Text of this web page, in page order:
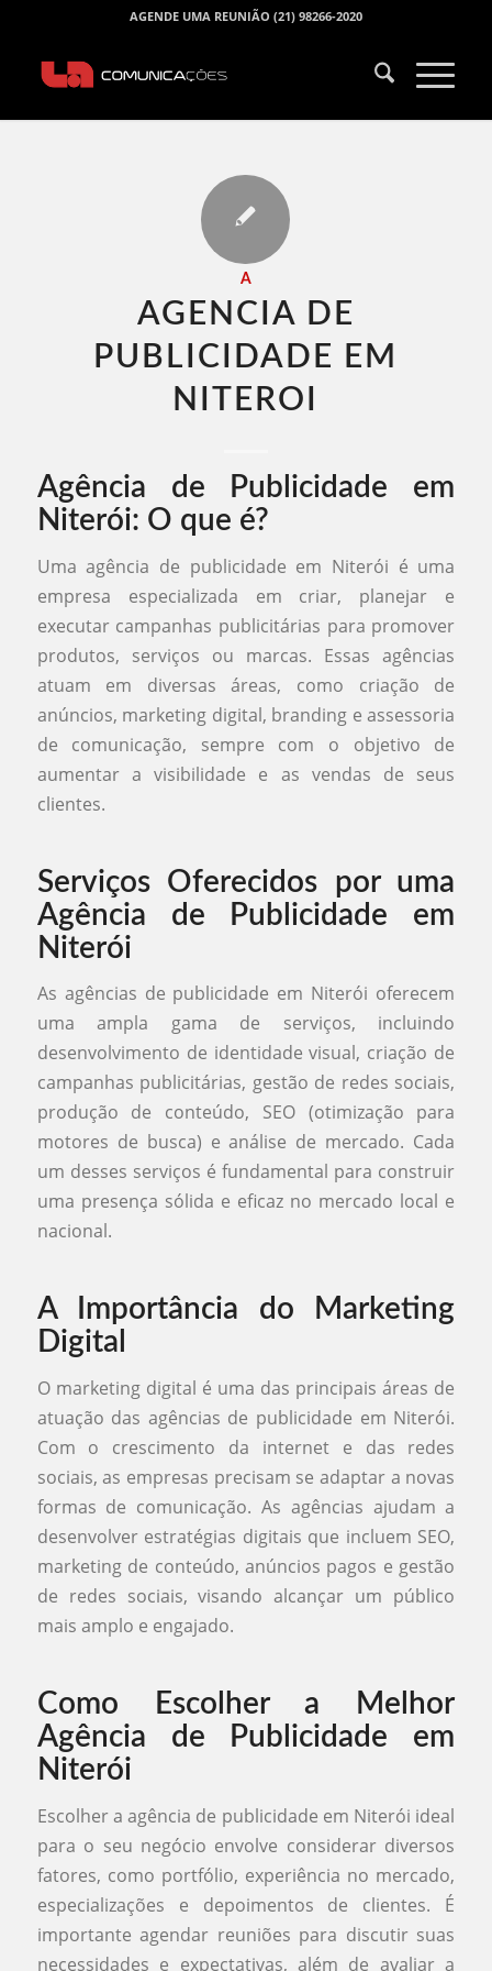
AGENDE UMA REUNIÃO (21) 98266-2020
A
AGENCIA DE
PUBLICIDADE EM
NITEROI​
Agência de Publicidade em
Niterói: O que é?
Uma agência de publicidade em Niterói é uma
empresa especializada em criar, planejar e
executar campanhas publicitárias para promover
produtos, serviços ou marcas. Essas agências
atuam em diversas áreas, como criação de
anúncios, marketing digital, branding e assessoria
de comunicação, sempre com o objetivo de
aumentar a visibilidade e as vendas de seus
clientes.
Serviços Oferecidos por uma
Agência de Publicidade em
Niterói
As agências de publicidade em Niterói oferecem
uma ampla gama de serviços, incluindo
desenvolvimento de identidade visual, criação de
campanhas publicitárias, gestão de redes sociais,
produção de conteúdo, SEO (otimização para
motores de busca) e análise de mercado. Cada
um desses serviços é fundamental para construir
uma presença sólida e eficaz no mercado local e
nacional.
A Importância do Marketing
Digital
O marketing digital é uma das principais áreas de
atuação das agências de publicidade em Niterói.
Com o crescimento da internet e das redes
sociais, as empresas precisam se adaptar a novas
formas de comunicação. As agências ajudam a
desenvolver estratégias digitais que incluem SEO,
marketing de conteúdo, anúncios pagos e gestão
de redes sociais, visando alcançar um público
mais amplo e engajado.
Como Escolher a Melhor
Agência de Publicidade em
Niterói
Escolher a agência de publicidade em Niterói ideal
para o seu negócio envolve considerar diversos
fatores, como portfólio, experiência no mercado,
especializações e depoimentos de clientes. É
importante agendar reuniões para discutir suas
necessidades e expectativas, além de avaliar a